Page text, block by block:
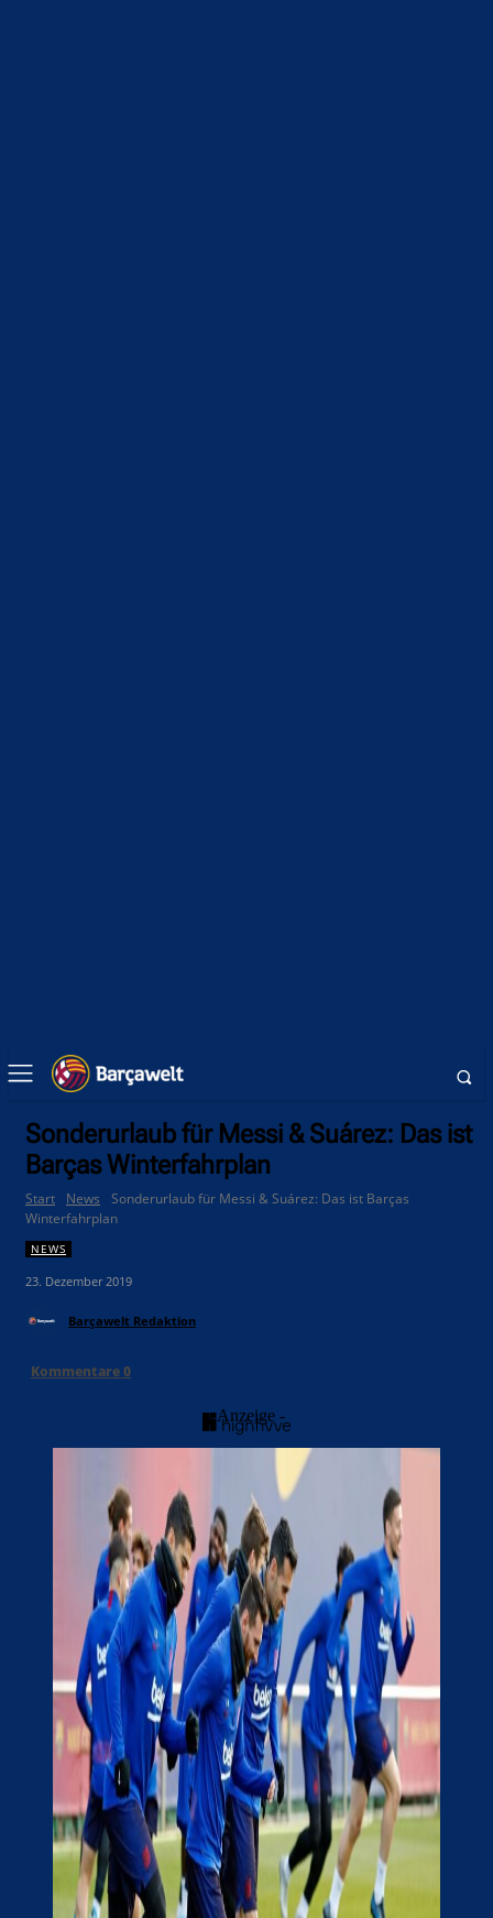
Sonderurlaub für Messi & Suárez: Das ist
Barças Winterfahrplan
Start News
Sonderurlaub für Messi & Suárez: Das ist Barças
Winterfahrplan
NEWS
23. Dezember 2019
Barçawelt Redaktion
Kommentare0
- Anzeige -